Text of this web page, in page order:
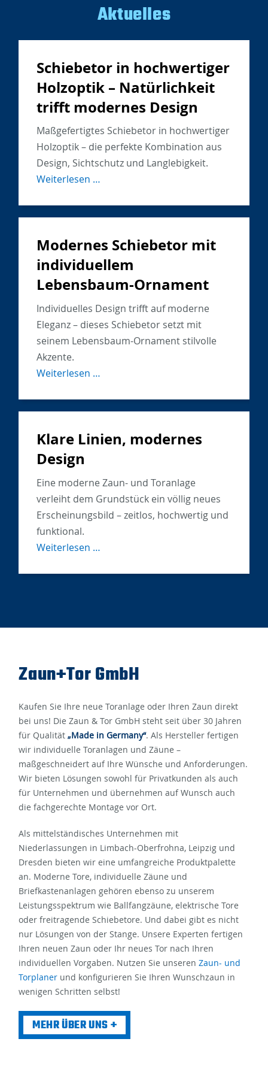
Aktuelles
Schiebetor in hochwertiger
Holzoptik – Natürlichkeit
trifft modernes Design
Maßgefertigtes Schiebetor in hochwertiger
Holzoptik – die perfekte Kombination aus
Design, Sichtschutz und Langlebigkeit.
Weiterlesen …
–
Natürlichkeit
modernes
Design
Modernes Schiebetor mit
individuellem
Lebensbaum-Ornament
Individuelles Design trifft auf moderne
Eleganz – dieses Schiebetor setzt mit
seinem Lebensbaum-Ornament stilvolle
Akzente.
Weiterlesen …
Lebensbaum-
Klare Linien, modernes
Design
Eine moderne Zaun- und Toranlage
verleiht dem Grundstück ein völlig neues
Erscheinungsbild – zeitlos, hochwertig und
funktional.
Weiterlesen …
Zaun+Tor GmbH
Kaufen Sie Ihre neue Toranlage oder Ihren Zaun direkt
bei uns! Die Zaun & Tor GmbH steht seit über 30 Jahren
für Qualität„Made in Germany“. Als Hersteller fertigen
wir individuelle Toranlagen und Zäune –
maßgeschneidert auf Ihre Wünsche und Anforderungen.
Wir bieten Lösungen sowohl für Privatkunden als auch
für Unternehmen und übernehmen auf Wunsch auch
die fachgerechte Montage vor Ort.
Als mittelständisches Unternehmen mit
Niederlassungen in Limbach-Oberfrohna, Leipzig und
Dresden bieten wir eine umfangreiche Produktpalette
an. Moderne Tore, individuelle Zäune und
Briefkastenanlagen gehören ebenso zu unserem
Leistungsspektrum wie Ballfangzäune, elektrische Tore
oder freitragende Schiebetore. Und dabei gibt es nicht
nur Lösungen von der Stange. Unsere Experten fertigen
Ihren neuen Zaun oder Ihr neues Tor nach Ihren
individuellen Vorgaben. Nutzen Sie unserenZaun- und
Torplaner und konfigurieren Sie Ihren Wunschzaun in
wenigen Schritten selbst!
MEHR ÜBER UNS